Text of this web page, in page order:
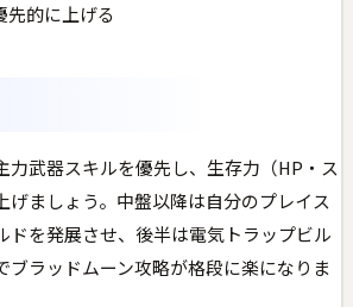
先的に上げる
力武器スキルを優先し、生存力（HP・ス
げましょう。中盤以降は自分のプレイス
ドを発展させ、後半は電気トラップビル
ブラッドムーン攻略が格段に楽になりま